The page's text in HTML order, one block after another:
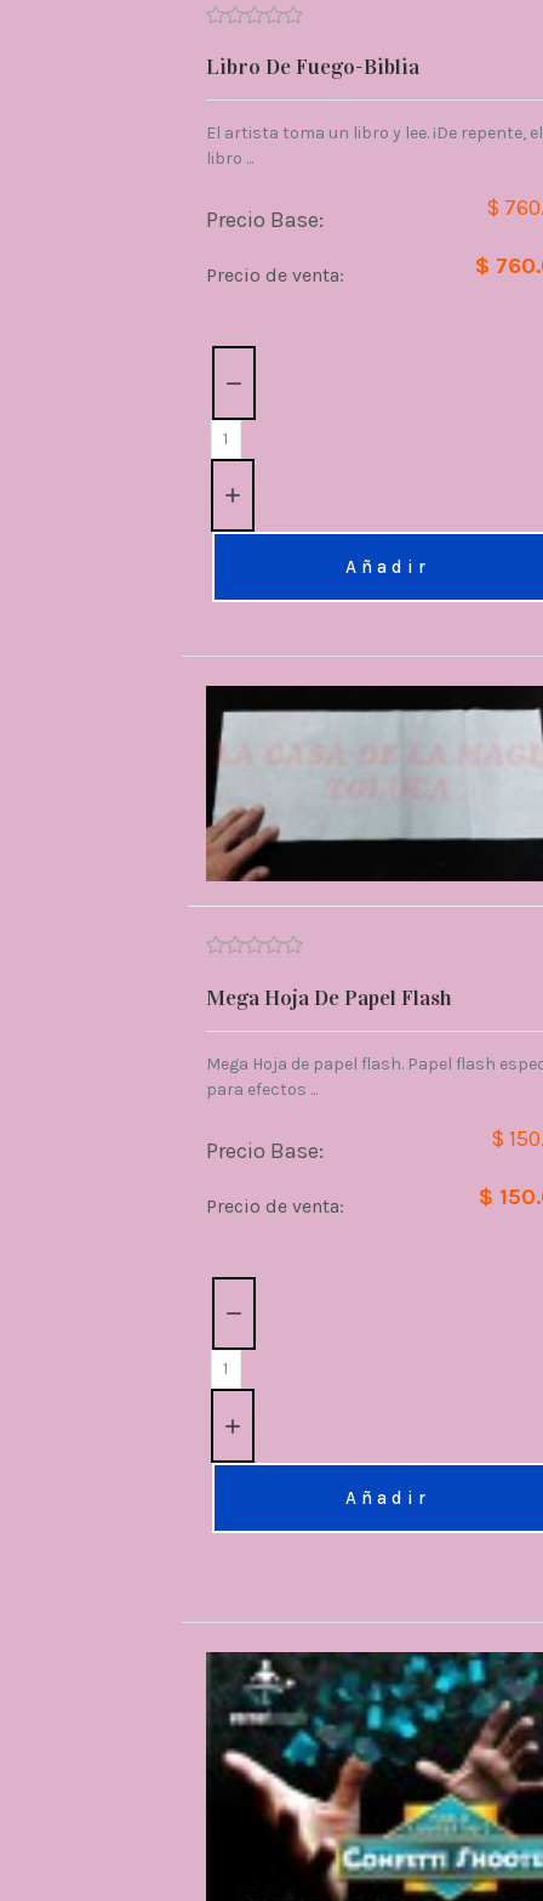
Libro De Fuego-Biblia
El artista toma un libro y lee. ¡De repente, el
libro ...
Precio Base: $
Precio de venta: $
Añadir
Mega Hoja De Papel Flash
Mega Hoja de papel flash. Papel flash
para efectos ...
Precio Base: $
Precio de venta: $
Añadir